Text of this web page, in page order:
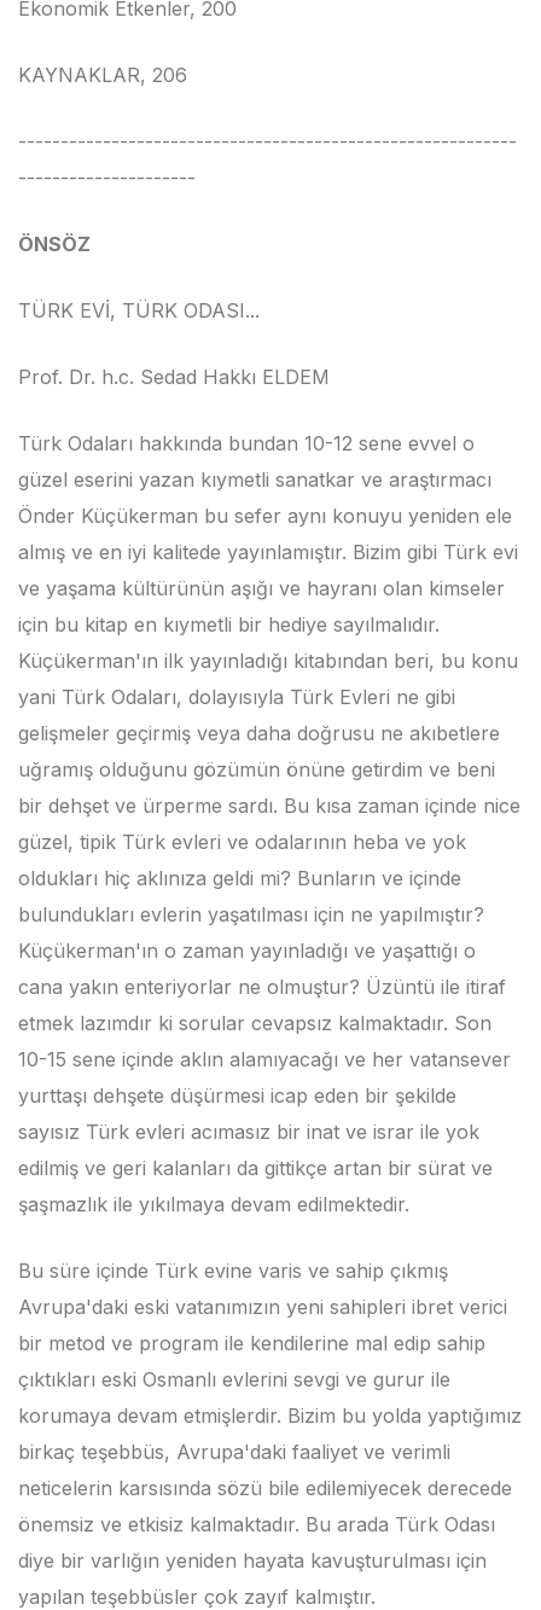
Ekonomik Etkenler, 200
KAYNAKLAR, 206
-----------------------------------------------------------
---------------------
ÖNSÖZ
TÜRK EVİ, TÜRK ODASI...
Prof. Dr. h.c. Sedad Hakkı ELDEM
Türk Odaları hakkında bundan 10-12 sene evvel o
güzel eserini yazan kıymetli sanatkar ve araştırmacı
Önder Küçükerman bu sefer aynı konuyu yeniden ele
almış ve en iyi kalitede yayınlamıştır. Bizim gibi Türk evi
ve yaşama kültürünün aşığı ve hayranı olan kimseler
için bu kitap en kıymetli bir hediye sayılmalıdır.
Küçükerman'ın ilk yayınladığı kitabından beri, bu konu
yani Türk Odaları, dolayısıyla Türk Evleri ne gibi
gelişmeler geçirmiş veya daha doğrusu ne akıbetlere
uğramış olduğunu gözümün önüne getirdim ve beni
bir dehşet ve ürperme sardı. Bu kısa zaman içinde nice
güzel, tipik Türk evleri ve odalarının heba ve yok
oldukları hiç aklınıza geldi mi? Bunların ve içinde
bulundukları evlerin yaşatılması için ne yapılmıştır?
Küçükerman'ın o zaman yayınladığı ve yaşattığı o
cana yakın enteriyorlar ne olmuştur? Üzüntü ile itiraf
etmek lazımdır ki sorular cevapsız kalmaktadır. Son
10-15 sene içinde aklın alamıyacağı ve her vatansever
yurttaşı dehşete düşürmesi icap eden bir şekilde
sayısız Türk evleri acımasız bir inat ve israr ile yok
edilmiş ve geri kalanları da gittikçe artan bir sürat ve
şaşmazlık ile yıkılmaya devam edilmektedir.
Bu süre içinde Türk evine varis ve sahip çıkmış
Avrupa'daki eski vatanımızın yeni sahipleri ibret verici
bir metod ve program ile kendilerine mal edip sahip
çıktıkları eski Osmanlı evlerini sevgi ve gurur ile
korumaya devam etmişlerdir. Bizim bu yolda yaptığımız
birkaç teşebbüs, Avrupa'daki faaliyet ve verimli
neticelerin karsısında sözü bile edilemiyecek derecede
önemsiz ve etkisiz kalmaktadır. Bu arada Türk Odası
diye bir varlığın yeniden hayata kavuşturulması için
yapılan teşebbüsler çok zayıf kalmıştır.